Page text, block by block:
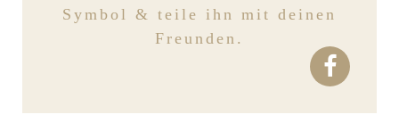
Symbol & teile ihn mit deinen
Freunden.